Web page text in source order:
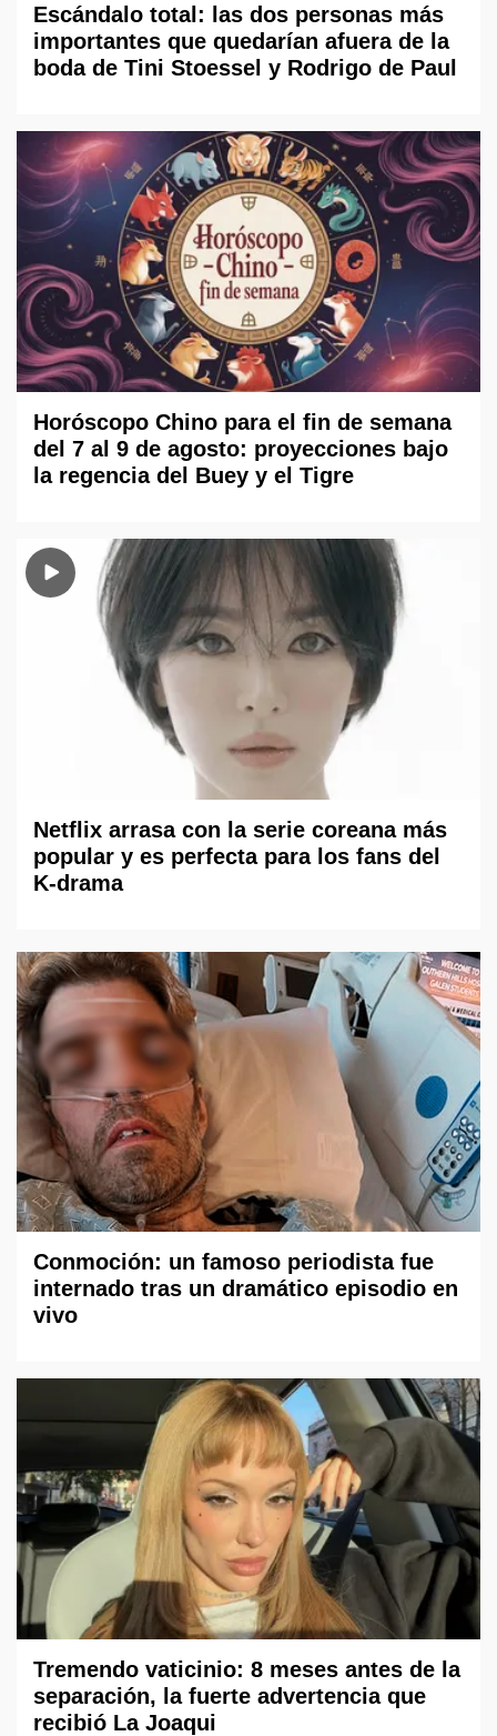
Escándalo total: las dos personas más
importantes que quedarían afuera de la
boda de Tini Stoessel y Rodrigo de Paul
Horóscopo Chino para el fin de semana
del 7 al 9 de agosto: proyecciones bajo
la regencia del Buey y el Tigre
Netflix arrasa con la serie coreana más
popular y es perfecta para los fans del
K-drama
Conmoción: un famoso periodista fue
internado tras un dramático episodio en
vivo
Tremendo vaticinio: 8 meses antes de la
separación, la fuerte advertencia que
recibió La Joaqui